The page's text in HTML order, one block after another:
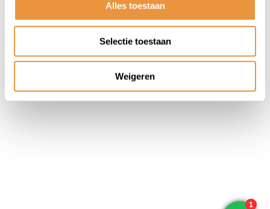
Alles toestaan
Selectie toestaan
Weigeren
Policy
Sitemap